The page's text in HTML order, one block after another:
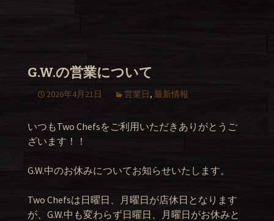
G.W.の営業について
2026年4月21日 営業日, 最新情報
いつもTwo Chefsをご利用いただきありがとうご
ざいます！！
G.W.中のお休みについてお知らせいたします。
Two Chefsは日曜日、月曜日が店休日となります
が、G.W.中も変わらず日曜日、月曜日がお休みと